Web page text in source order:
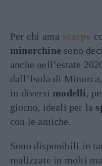
Per chi ama scarpe
minorchine sono
anche nell’estate
dall’Isola di
in diversi modelli,
giorno, ideali per la
con le amiche.
Sono disponibili in
realizzate in molti